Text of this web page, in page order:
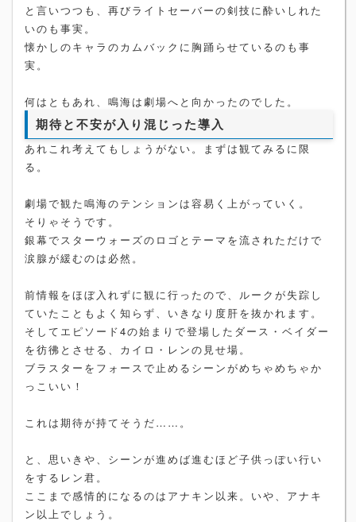
と言いつつも、再びライトセーバーの剣技に酔いしれた
いのも事実。
懐かしのキャラのカムバックに胸踊らせているのも事
実。
何はともあれ、鳴海は劇場へと向かったのでした。
期待と不安が入り混じった導入
あれこれ考えてもしょうがない。まずは観てみるに限
る。
劇場で観た鳴海のテンションは容易く上がっていく。
そりゃそうです。
銀幕でスターウォーズのロゴとテーマを流されただけで
涙腺が緩むのは必然。
前情報をほぼ入れずに観に行ったので、ルークが失踪し
ていたこともよく知らず、いきなり度肝を抜かれます。
そしてエピソード4の始まりで登場したダース・ベイダー
を彷彿とさせる、カイロ・レンの見せ場。
ブラスターをフォースで止めるシーンがめちゃめちゃか
っこいい！
これは期待が持てそうだ……。
と、思いきや、シーンが進めば進むほど子供っぽい行い
をするレン君。
ここまで感情的になるのはアナキン以来。いや、アナキ
ン以上でしょう。